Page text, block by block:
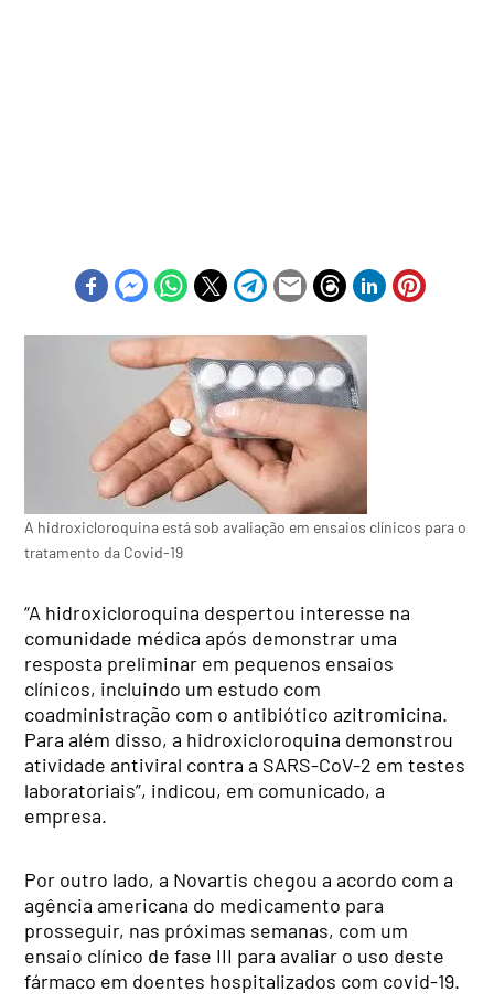
A hidroxicloroquina está sob avaliação em ensaios clínicos para o
tratamento da Covid-19
“A hidroxicloroquina despertou interesse na
comunidade médica após demonstrar uma
resposta preliminar em pequenos ensaios
clínicos, incluindo um estudo com
coadministração com o antibiótico azitromicina.
Para além disso, a hidroxicloroquina demonstrou
atividade antiviral contra a SARS-CoV-2 em testes
laboratoriais”, indicou, em comunicado, a
empresa.
Por outro lado, a Novartis chegou a acordo com a
agência americana do medicamento para
prosseguir, nas próximas semanas, com um
ensaio clínico de fase III para avaliar o uso deste
fármaco em doentes hospitalizados com covid-19.